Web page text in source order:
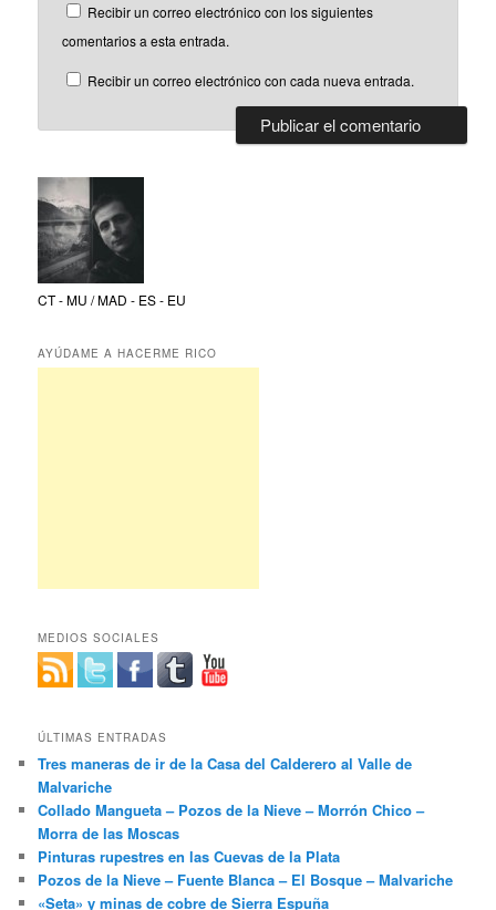
Recibir un correo electrónico con los siguientes
comentarios a esta entrada.
Recibir un correo electrónico con cada nueva entrada.
CT - MU / MAD - ES - EU
AYÚDAME A HACERME RICO
MEDIOS SOCIALES
ÚLTIMAS ENTRADAS
Tres maneras de ir de la Casa del Calderero al Valle de
Malvariche
Collado Mangueta – Pozos de la Nieve – Morrón Chico –
Morra de las Moscas
Pinturas rupestres en las Cuevas de la Plata
Pozos de la Nieve – Fuente Blanca – El Bosque – Malvariche
«Seta» y minas de cobre de Sierra Espuña